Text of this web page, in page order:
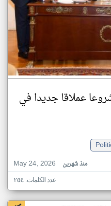
عملاقا جديدا في
May 24, 2026
منذ شهرين
عدد الكلمات: ٢٥٤